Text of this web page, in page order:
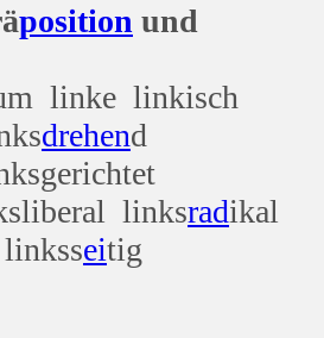
position und
linke linkisch
drehend
linksradikal
eitig